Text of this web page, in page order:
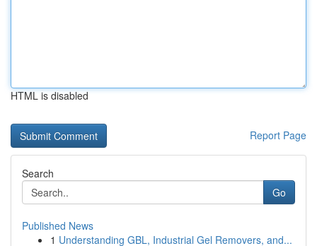
HTML is disabled
Report Page
Search
Go
Published News
1 Understanding GBL, Industrial Gel Removers, and...